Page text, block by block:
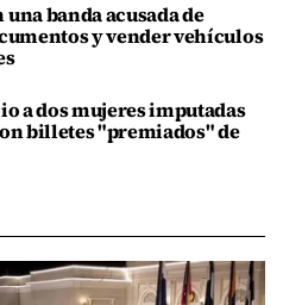
banda acusada de
y vender vehículos
a dos mujeres imputadas
billetes "premiados" de